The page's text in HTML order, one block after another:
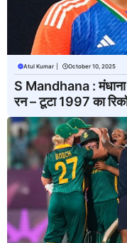
Atul Kumar October 10, 2025
S Mandhana :
रन – टूटा 1997 का